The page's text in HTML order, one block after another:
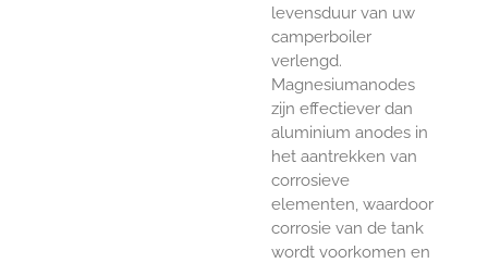
levensduur van uw
camperboiler
verlengd.
Magnesiumanodes
zijn effectiever dan
aluminium anodes in
het aantrekken van
corrosieve
elementen, waardoor
corrosie van de tank
wordt voorkomen en